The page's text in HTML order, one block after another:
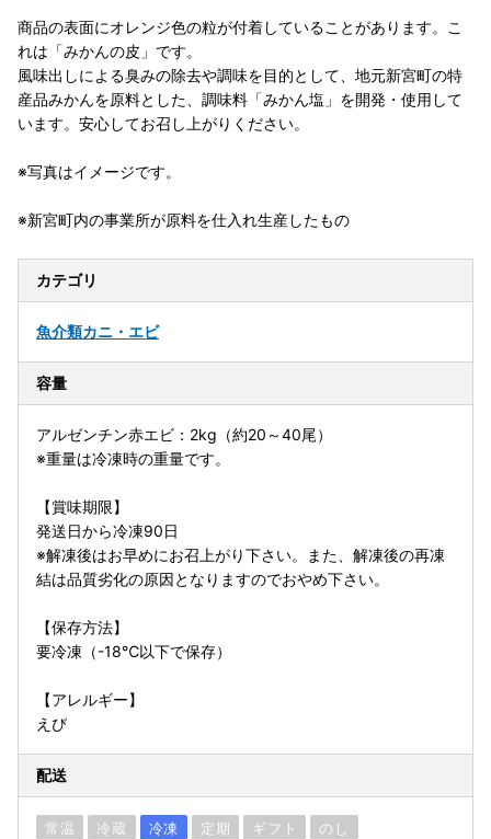
商品の表面にオレンジ色の粒が付着していることがあります。こ
れは「みかんの皮」です。
風味出しによる臭みの除去や調味を目的として、地元新宮町の特
産品みかんを原料とした、調味料「みかん塩」を開発・使用して
います。安心してお召し上がりください。
※写真はイメージです。
※新宮町内の事業所が原料を仕入れ生産したもの
カテゴリ
魚介類カニ・エビ
容量
アルゼンチン赤エビ：2kg（約20～40尾）
※重量は冷凍時の重量です。
【賞味期限】
発送日から冷凍90日
※解凍後はお早めにお召上がり下さい。また、解凍後の再凍
結は品質劣化の原因となりますのでおやめ下さい。
【保存方法】
要冷凍（-18℃以下で保存）
【アレルギー】
えび
配送
常温 冷蔵 冷凍 定期 ギフト のし